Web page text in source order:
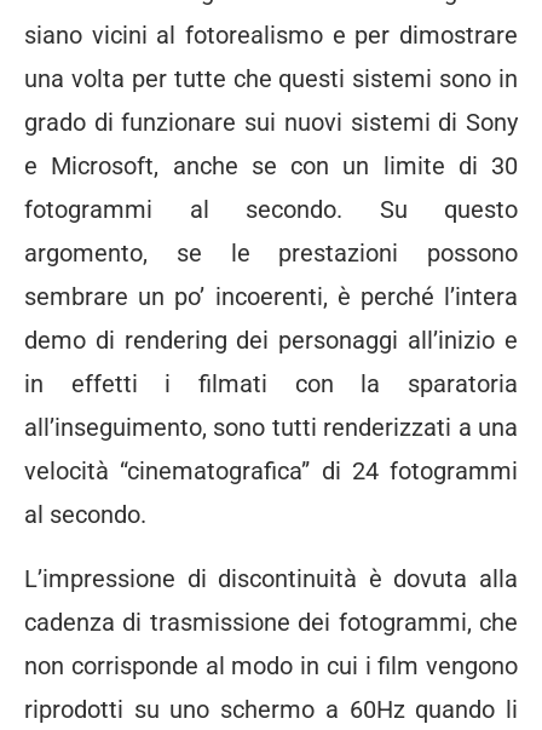
siano vicini al fotorealismo e per dimostrare
una volta per tutte che questi sistemi sono in
grado di funzionare sui nuovi sistemi di Sony
e Microsoft, anche se con un limite di 30
fotogrammi al secondo. Su questo
argomento, se le prestazioni possono
sembrare un po’ incoerenti, è perché l’intera
demo di rendering dei personaggi all’inizio e
in effetti i filmati con la sparatoria
all’inseguimento, sono tutti renderizzati a una
velocità “cinematografica” di 24 fotogrammi
al secondo.
L’impressione di discontinuità è dovuta alla
cadenza di trasmissione dei fotogrammi, che
non corrisponde al modo in cui i film vengono
riprodotti su uno schermo a 60Hz quando li